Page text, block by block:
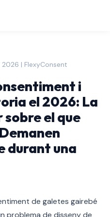
2026 | FlexyConsent
i
el 2026: La
el que
durant una
de galetes gairebé
problema de disseny de